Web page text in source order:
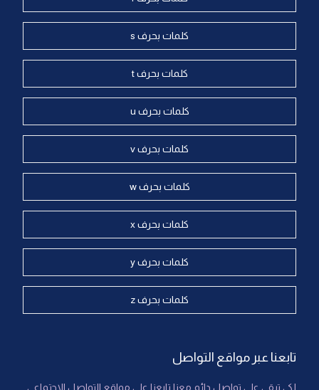
كلمات بحرف s
كلمات بحرف t
كلمات بحرف u
كلمات بحرف v
كلمات بحرف w
كلمات بحرف x
كلمات بحرف y
كلمات بحرف z
تابعنا عبر مواقع التواصل
لكي تبقى على تواصل دائم معنا تابعنا على مواقع التواصل الاجتماعي